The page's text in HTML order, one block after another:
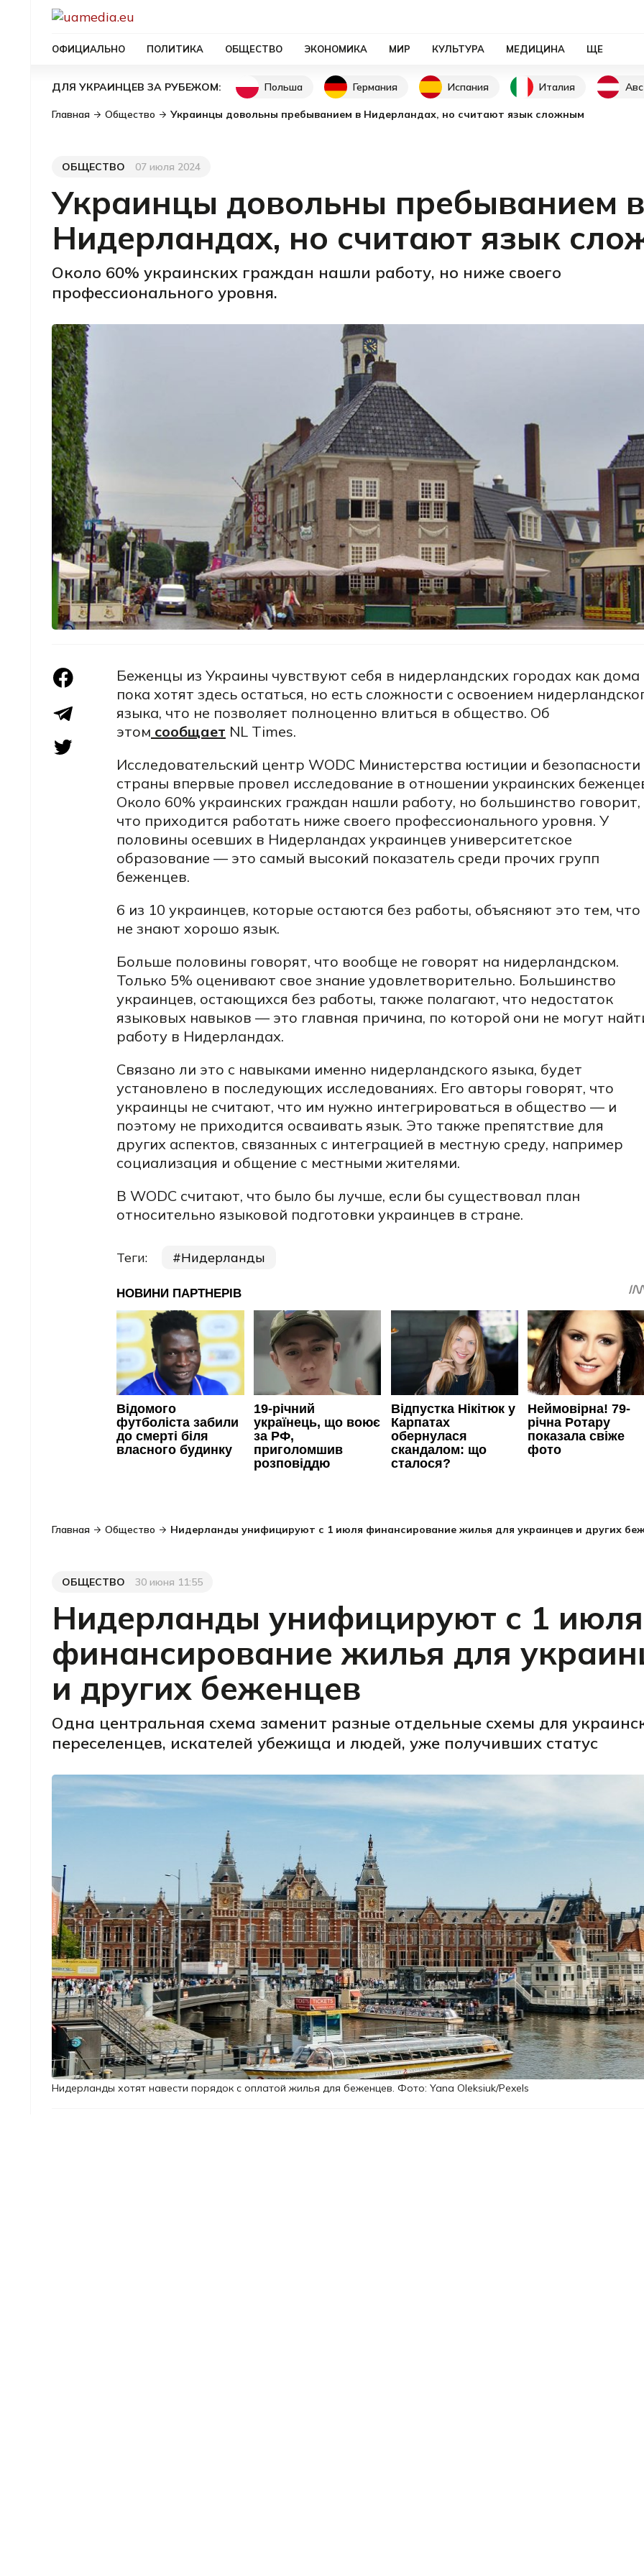
ОФИЦИАЛЬНО ПОЛИТИКА ОБЩЕСТВО ЭКОНОМИКА МИР КУЛЬТУРА МЕДИЦИНА ЩЕ
ДЛЯ УКРАИНЦЕВ ЗА РУБЕЖОМ: Польша Германия Испания Италия
Главная Общество Украинцы довольны пребыванием в Нидерландах, но считают язык сложным
Категория
ОБЩЕСТВО
Дата публикации
07 июля 2024
Украинцы довольны пребыванием в
Нидерландах, но считают язык
Около 60% украинских граждан нашли работу, но ниже своего
профессионального уровня.
Беженцы из Украины чувствуют себя в нидерландских городах как дома
пока хотят здесь остаться, но есть сложности с освоением
языка, что не позволяет полноценно влиться в общество. Об
этом сообщает NL Times.
Исследовательский центр WODC Министерства юстиции и безопасности
страны впервые провел исследование в отношении украинских
Около 60% украинских граждан нашли работу, но большинство говорит,
что приходится работать ниже своего профессионального уровня. У
половины осевших в Нидерландах украинцев университетское
образование — это самый высокий показатель среди прочих групп
беженцев.
6 из 10 украинцев, которые остаются без работы, объясняют это тем, что
не знают хорошо язык.
Больше половины говорят, что вообще не говорят на нидерландском.
Только 5% оценивают свое знание удовлетворительно. Большинство
украинцев, остающихся без работы, также полагают, что недостаток
языковых навыков — это главная причина, по которой они не могут
работу в Нидерландах.
Связано ли это с навыками именно нидерландского языка, будет
установлено в последующих исследованиях. Его авторы говорят, что
украинцы не считают, что им нужно интегрироваться в общество — и
поэтому не приходится осваивать язык. Это также препятствие для
других аспектов, связанных с интеграцией в местную среду, например
социализация и общение с местными жителями.
В WODC считают, что было бы лучше, если бы существовал план
относительно языковой подготовки украинцев в стране.
Теги: Нидерланды
Главная Общество Нидерланды унифицируют с 1 июля финансирование жилья для украинцев и других
Категория
ОБЩЕСТВО
Дата публикации
30 июня 11:55
Нидерланды унифицируют с 1 июля
финансирование жилья для
и других беженцев
Одна центральная схема заменит разные отдельные схемы для
переселенцев, искателей убежища и людей, уже получивших статус
Нидерланды хотят навести порядок с оплатой жилья для беженцев. Фото: Yana Oleksiuk/Pexels